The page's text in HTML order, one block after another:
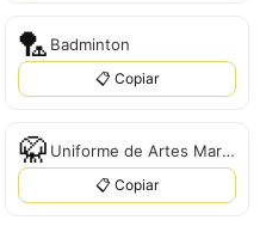
🏸 Badminton
📋 Copiar
🥋 Uniforme de Artes Marciais
📋 Copiar